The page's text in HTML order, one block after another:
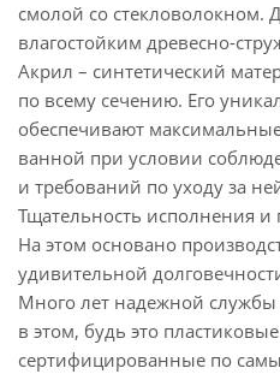
смолой со стекловолокном.
влагостойким древесно-
Акрил – синтетический
по всему сечению. Его
обеспечивают
ванной при условии
и требований по уходу за
Тщательность исполнения
На этом основано
удивительной
Много лет надежной службы
в этом, будь это
сертифицированные по